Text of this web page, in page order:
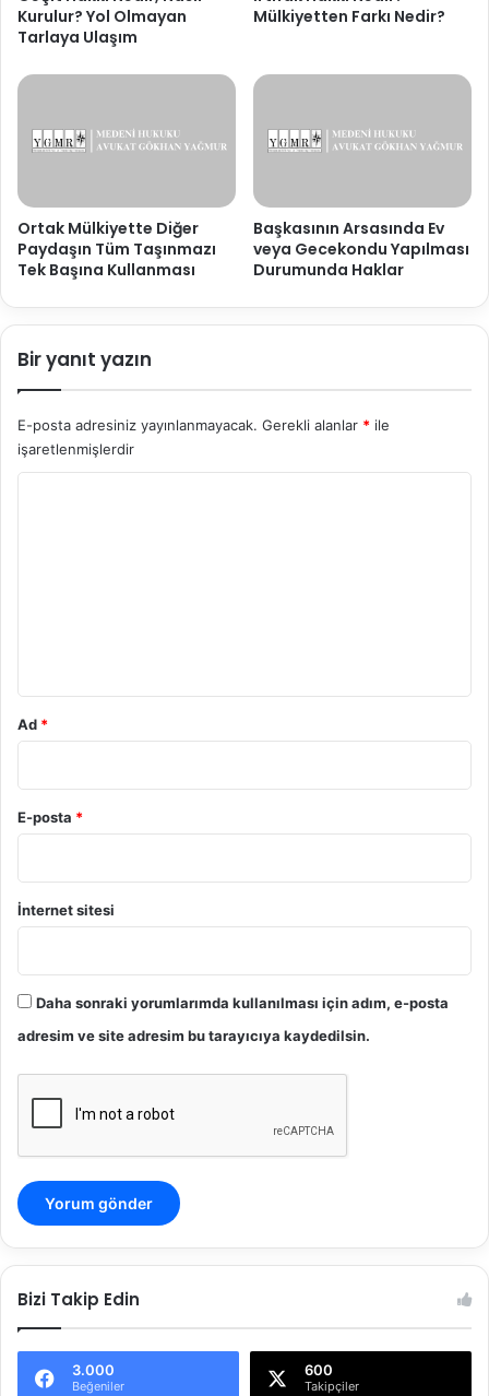
Kurulur? Yol Olmayan
Tarlaya Ulaşım
Mülkiyetten Farkı Nedir?
Ortak Mülkiyette Diğer
Paydaşın Tüm Taşınmazı
Tek Başına Kullanması
Başkasının Arsasında Ev
veya Gecekondu Yapılması
Durumunda Haklar
Bir yanıt yazın
E-posta adresiniz yayınlanmayacak. Gerekli alanlar * ile
işaretlenmişlerdir
Ad *
E-posta *
İnternet sitesi
Daha sonraki yorumlarımda kullanılması için adım, e-posta
adresim ve site adresim bu tarayıcıya kaydedilsin.
Bizi Takip Edin
3.000
Beğeniler
600
Takipçiler